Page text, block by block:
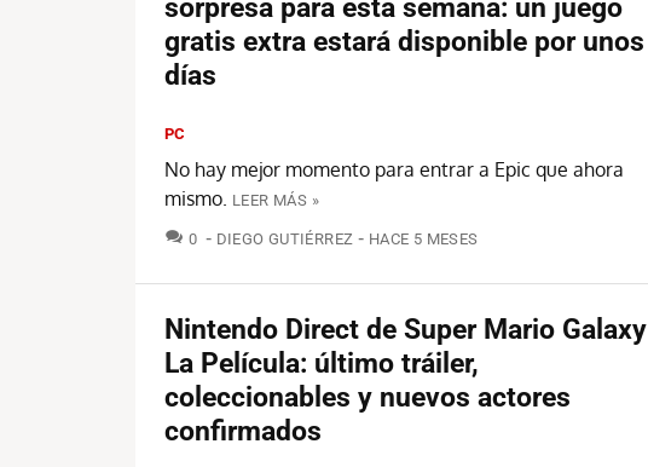
sorpresa para esta semana: un juego
gratis extra estará disponible por unos
días
PC
No hay mejor momento para entrar a Epic que ahora
mismo. LEER MÁS »
0 COMENTARIOS
DIEGO GUTIÉRREZ HACE 5 MESES
Nintendo Direct de Super Mario Galaxy
La Película: último tráiler,
coleccionables y nuevos actores
confirmados